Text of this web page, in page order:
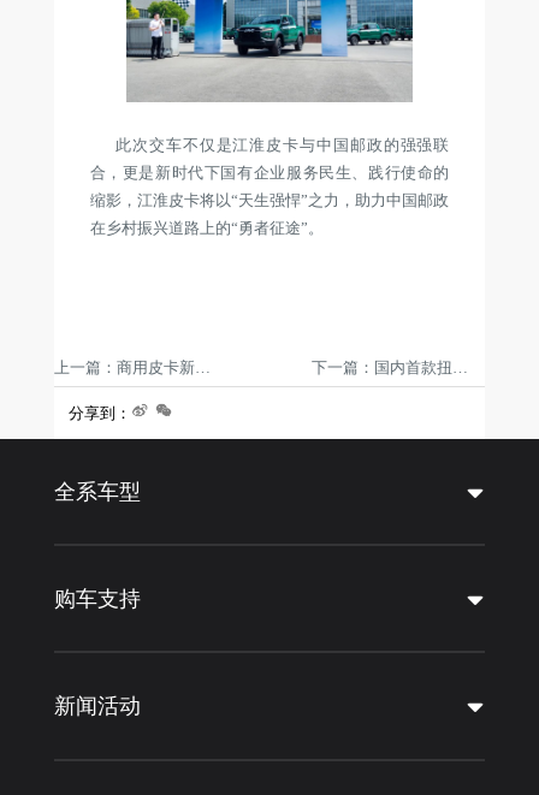
此次交车不仅是江淮皮卡与中国邮政的强强联
合，更是新时代下国有企业服务民生、践行使命的
缩影，江淮皮卡将以“天生强悍”之力，助力中国邮政
在乡村振兴道路上的“勇者征途”。
上一篇：商用皮卡新标杆，江淮T8劲擎版焕新上市，多款柴油车型全线升级
分享到：
全系车型
购车支持
新闻活动